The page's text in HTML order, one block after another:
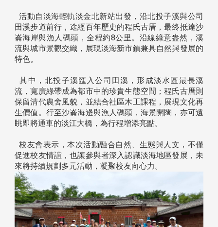
活動自淡海輕軌淡金北新站出發，沿北投子溪與公司
田溪步道前行，途經百年歷史的程氏古厝，最終抵達沙
崙海岸與漁人碼頭，全程約8公里。沿線綠意盎然，溪
流與城市景觀交織，展現淡海新市鎮兼具自然與發展的
特色。
其中，北投子溪匯入公司田溪，形成淡水區最長溪
流，寬廣綠帶成為都市中的珍貴生態空間；程氏古厝則
保留清代農舍風貌，並結合社區木工課程，展現文化再
生價值。行至沙崙海邊與漁人碼頭，海景開闊，亦可遠
眺即將通車的淡江大橋，為行程增添亮點。
校友會表示，本次活動融合自然、生態與人文，不僅
促進校友情誼，也讓參與者深入認識淡海地區發展，未
來將持續規劃多元活動，凝聚校友向心力。